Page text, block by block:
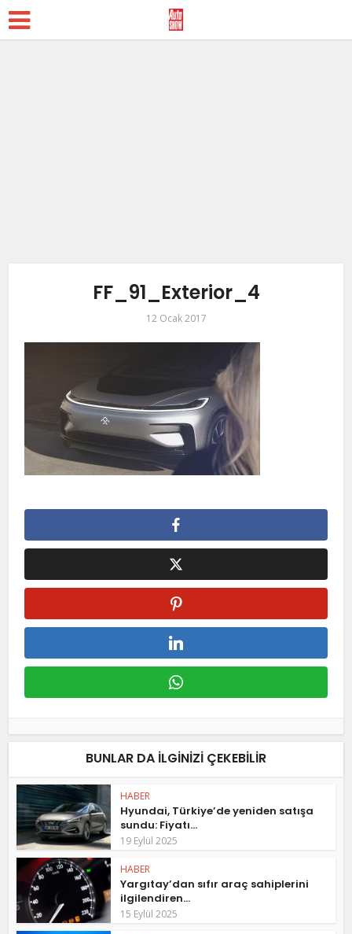
FF_91_Exterior_4
12 Ocak 2017
BUNLAR DA ILGINIZI ÇEKEBILIR
HABER
Hyundai, Türkiye’de yeniden satışa
sundu: Fiyatı...
19 Eylül 2025
HABER
Yargıtay’dan sıfır araç sahiplerini
ilgilendiren...
15 Eylül 2025